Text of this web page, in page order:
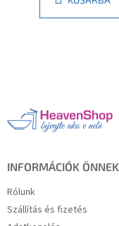
INFORMÁCIÓK ÖNNEK
Rólunk
Szállítás és fizetés